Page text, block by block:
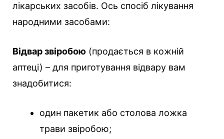
лікарських засобів. Ось спосіб лікування
народними засобами:
Відвар звіробою (продається в кожній
аптеці) – для приготування відвару вам
знадобитися:
один пакетик або столова ложка
трави звіробою;